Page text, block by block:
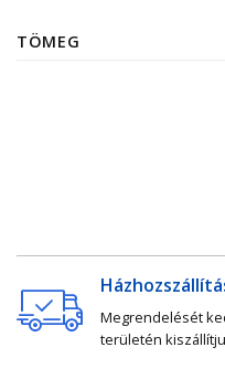
TÖMEG
Megrendelését
területén